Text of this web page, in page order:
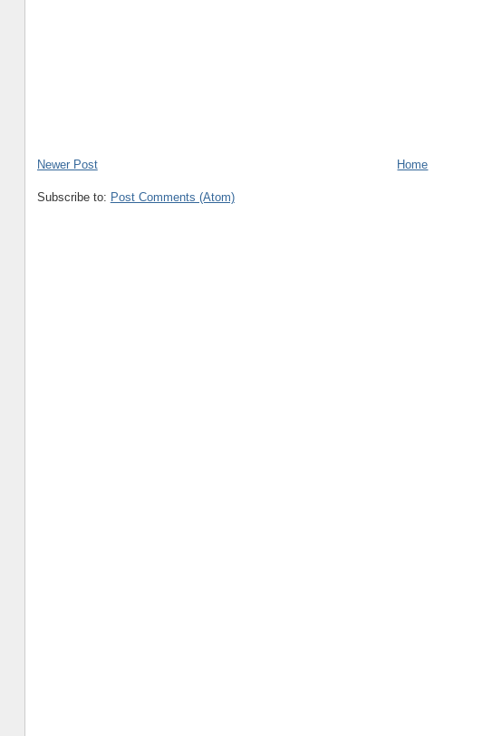
Newer Post Home
Subscribe to: Post Comments (Atom)